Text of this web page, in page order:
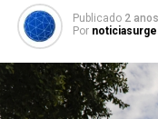
Publicado 2
Por